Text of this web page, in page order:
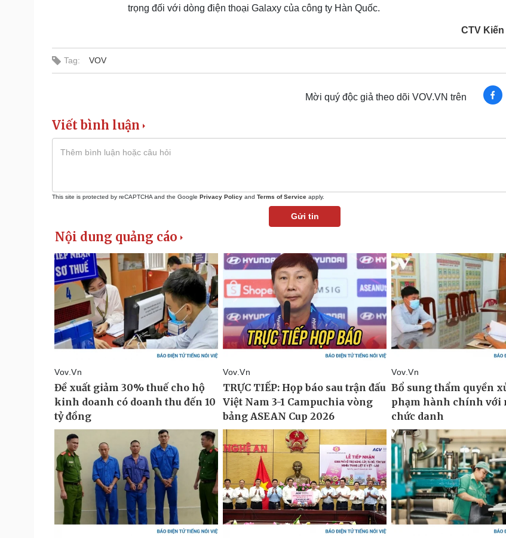
trọng đối với dòng điện thoại Galaxy của công ty Hàn Quốc.
CTV Kiến
Tag: VOV
Mời quý độc giả theo dõi VOV.VN trên
Viết bình luận
This site is protected by reCAPTCHA and the Google Privacy Policy and Terms of Service apply.
Gửi tin